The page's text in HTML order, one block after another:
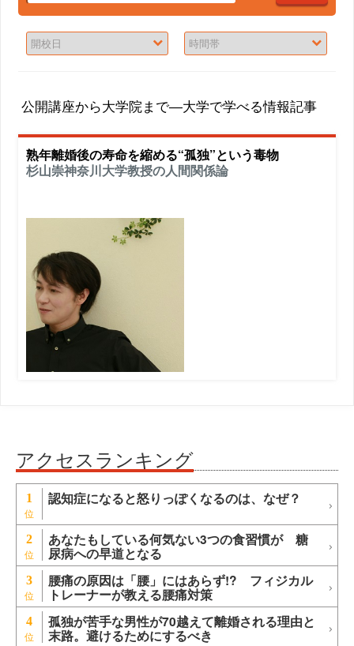
公開講座から大学院まで―大学で学べる情報記事
熟年離婚後の寿命を縮める“孤独”という毒物
杉山崇神奈川大学教授の人間関係論
アクセスランキング
1 認知症になると怒りっぽくなるのは、なぜ？
2 あなたもしている何気ない3つの食習慣が 糖
尿病への早道となる
3 腰痛の原因は「腰」にはあらず!? フィジカル
トレーナーが教える腰痛対策
4 孤独が苦手な男性が70越えて離婚される理由と
末路。避けるためにするべき